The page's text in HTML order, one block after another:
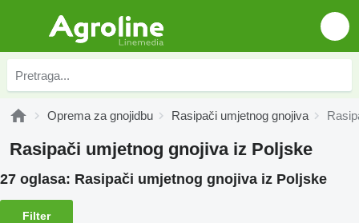
Oprema za gnojidbu Rasipači umjetnog gnojiva
Rasipači umjetnog gnojiva iz Poljske
27 oglasa: Rasipači umjetnog gnojiva iz Poljske
Filter